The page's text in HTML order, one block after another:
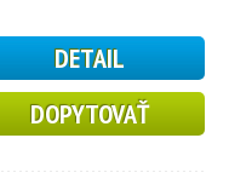
DETAIL
DOPYTOVAŤ